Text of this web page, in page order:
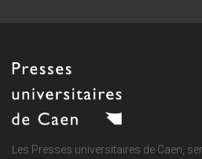
Les Presses universitaires de Caen,